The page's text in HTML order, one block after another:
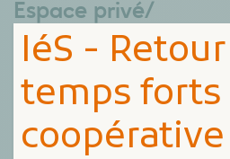
IéS -
temps forts
coopérative
Espace privé/